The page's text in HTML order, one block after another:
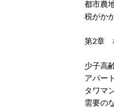
都市農
税がか
第2章
少子高
アパー
タワマ
需要の